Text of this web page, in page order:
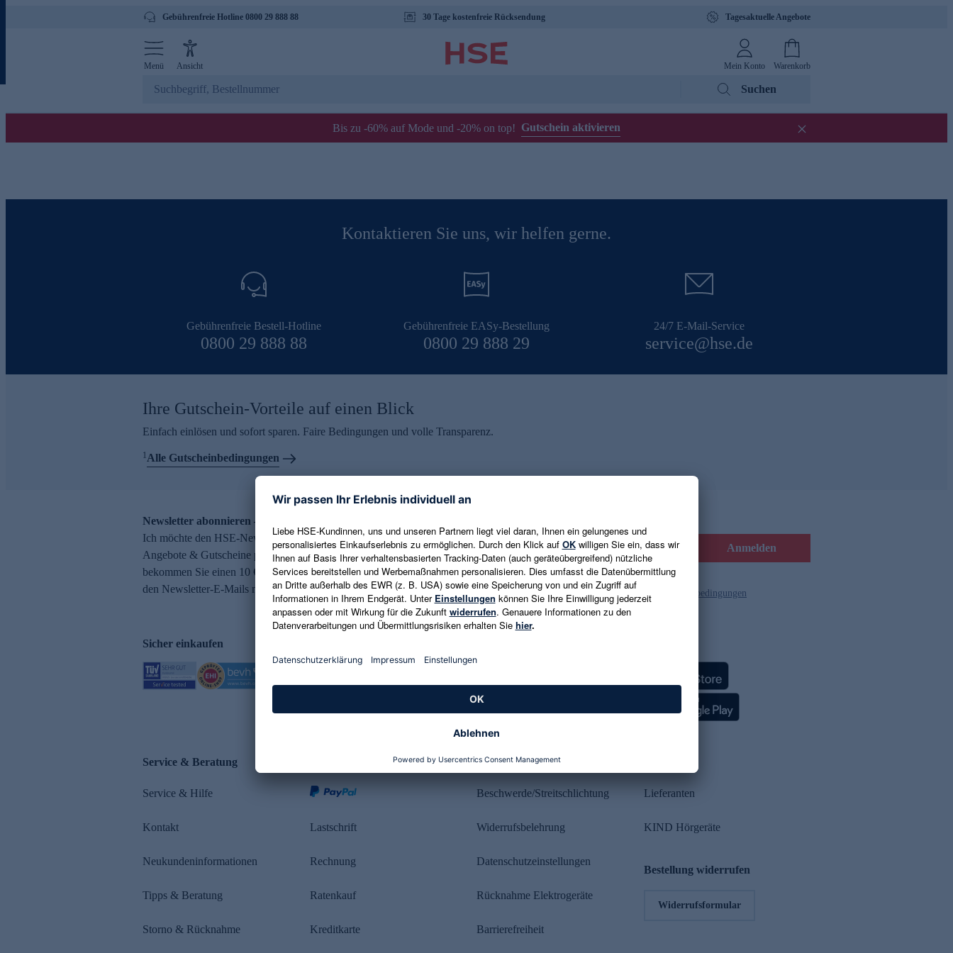
Gebührenfreie Hotline 0800 29 888 88 30 Tage kostenfreie Rücksendung Tagesaktuelle Angebote
Menü Ansicht Mein Konto Warenkorb
Suchen
Bis zu -60% auf Mode und -20% on top! Gutschein aktivieren
Kontaktieren Sie uns, wir helfen gerne.
Gebührenfreie Bestell-Hotline
0800 29 888 88
Gebührenfreie EASy-Bestellung
0800 29 888 29
24/7 E-Mail-Service
service@hse.de
Ihre Gutschein-Vorteile auf einen Blick
Einfach einlösen und sofort sparen. Faire Bedingungen und volle Transparenz.
1Alle Gutscheinbedingungen
Newsletter abonnieren – 10 € Gutschein erhalten
Ich möchte den HSE-Newsletter abonnieren und aktuelle Trends,
Angebote & Gutscheine per E-Mail erhalten. Als Dankeschön
bekommen Sie einen 10 € Gutschein. Eine Abmeldung ist jederzeit in
den Newsletter-E-Mails möglich.
E-Mail-Adresse eingeben Anmelden
Es gelten die Datenschutzrichtlinien und die Gutscheinbedingungen
Sicher einkaufen
Service & Beratung
Service & Hilfe
Kontakt
Neukundeninformationen
Tipps & Beratung
Storno & Rücknahme
Lastschrift
Rechnung
Ratenkauf
Kreditkarte
Rechtliches
Beschwerde/Streitschlichtung
Widerrufsbelehrung
Datenschutzeinstellungen
Rücknahme Elektrogeräte
Barrierefreiheit
Lieferanten
KIND Hörgeräte
Bestellung widerrufen
Widerrufsformular